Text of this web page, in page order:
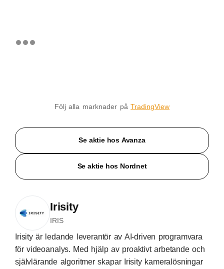
Följ alla marknader påTradingView
Se aktie hos Avanza
Se aktie hos Nordnet
Irisity
IRIS
Irisity är ledande leverantör av AI-driven programvara
för videoanalys. Med hjälp av proaktivt arbetande och
självlärande algoritmer skapar Irisity kameralösningar